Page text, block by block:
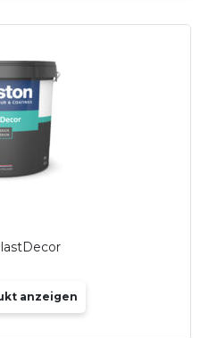
anzeigen